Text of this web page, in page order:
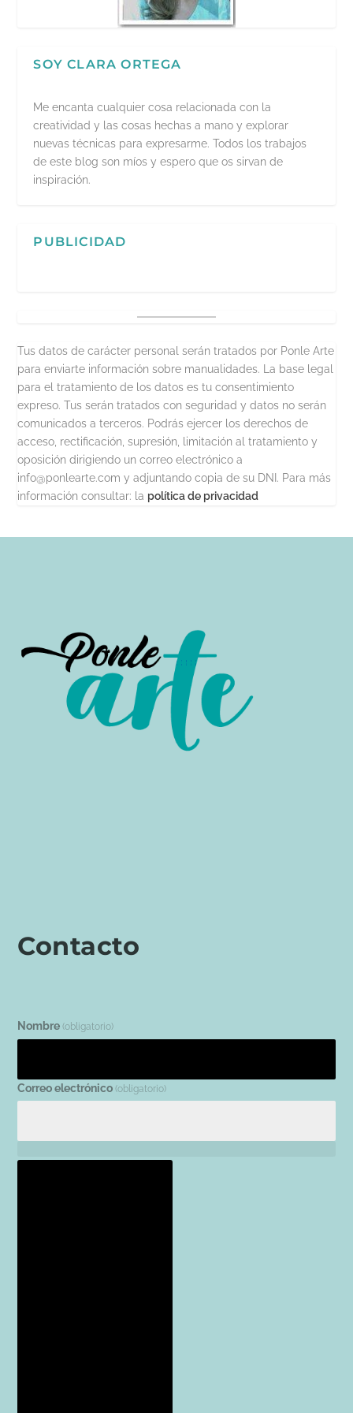
SOY CLARA ORTEGA
Me encanta cualquier cosa relacionada con la
creatividad y las cosas hechas a mano y explorar
nuevas técnicas para expresarme. Todos los trabajos
de este blog son míos y espero que os sirvan de
inspiración.
PUBLICIDAD
Tus datos de carácter personal serán tratados por Ponle Arte
para enviarte información sobre manualidades. La base legal
para el tratamiento de los datos es tu consentimiento
expreso. Tus serán tratados con seguridad y datos no serán
comunicados a terceros. Podrás ejercer los derechos de
acceso, rectificación, supresión, limitación al tratamiento y
oposición dirigiendo un correo electrónico a
info@ponlearte.com y adjuntando copia de su DNI. Para más
información consultar: la política de privacidad
Contacto
Nombre (obligatorio)
Correo electrónico (obligatorio)